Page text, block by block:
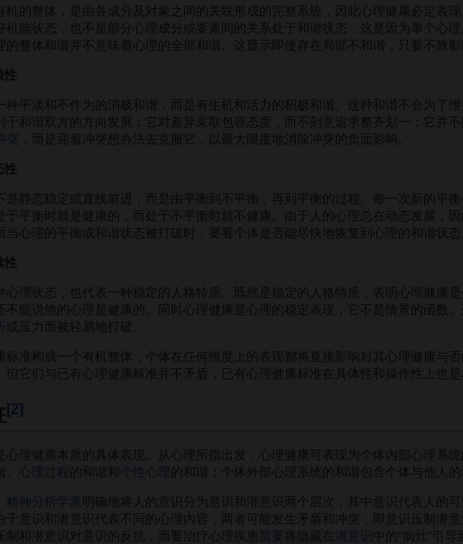
整体，是由各成分及对象之间的关联形成的完整系统，因此心理健康必定表现
机能状态，也不是部分心理成分或要素间的关系处于和谐状态，这是因为单个心
的整体和谐并不意味着心理的全部和谐。这显示即使存在局部不和谐，只要不致
淡和不作为的消极和谐，而是有生机和活力的积极和谐。这种和谐不会为了维
于和谐双方的方向发展；它对差异采取包容态度，而不刻意追求整齐划一；它并
突 ，而是迎着冲突想办法去克服它，以最大限度地消除冲突的负面影响。
态稳定或直线前进，而是由平衡到不平衡，再到平衡的过程。每一次新的平衡
于平衡时就是健康的，而处于不平衡时就不健康。由于人的心理总在动态发展，
当心理的平衡或和谐状态被打破时，要看个体是否能尽快地恢复到心理的和谐状态
状态，也代表一种稳定的人格特质。既然是稳定的人格特质，表明心理健康是
不能说他的心理是健康的。同时心理健康是心理的稳定表现，它不是情景的函数
或压力而被轻易地打破。
构成一个有机整体，个体在任何维度上的表现都将直接影响对其心理健康与否
但它们与已有心理健康标准并不矛盾，已有心理健康标准在具体性和操作性上也
[2]
健康本质的具体表现。从心理所指出发，心理健康可表现为个体内部心理系
心理过程 的和谐和 个性心理 的和谐；个体外部心理系统的和谐包含个体与他人
精神分析学派 明确地将人的意识分为意识和潜意识两个层次，其中意识代表人的
于意识和潜意识代表不同的心理内容，两者可能发生矛盾和冲突，即意识压制潜
制和潜意识对意识的反抗，而要治疗心理疾患
需要 将隐藏在 潜意识
中的“病灶”引